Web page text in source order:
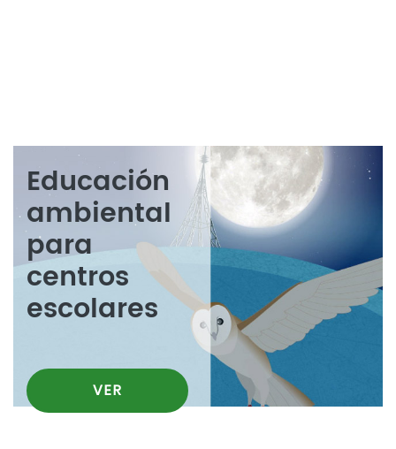
Educación
ambiental
para
centros
escolares
VER